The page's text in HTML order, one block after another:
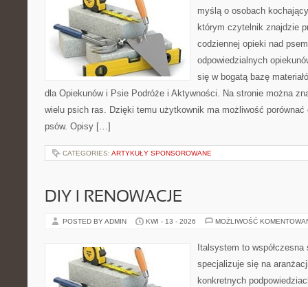
myślą o osobach
którym czytelnik znajdzie
codziennej opieki nad
odpowiedzialnych
się w bogatą bazę
dla Opiekunów i Psie Podróże i Aktywności. Na stronie można
wielu psich ras. Dzięki temu użytkownik ma możliwość
psów. Opisy […]
CATEGORIES: ARTYKUŁY SPONSOROWANE
DIY I RENOWACJE
POSTED BY ADMIN KWI - 13 - 2026 MOŻLIWOŚĆ
Italsystem to
specjalizuje się na
konkretnych